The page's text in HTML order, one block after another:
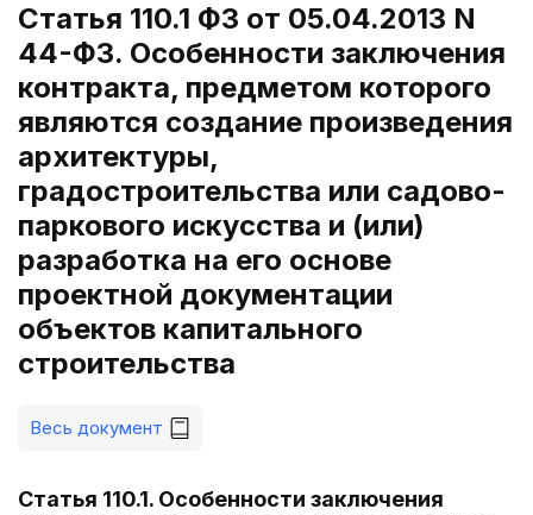
Статья 110.1 ФЗ от 05.04.2013 N
44-ФЗ. Особенности заключения
контракта, предметом которого
являются создание произведения
архитектуры,
градостроительства или садово-
паркового искусства и (или)
разработка на его основе
проектной документации
объектов капитального
строительства
Весь документ
Статья 110.1. Особенности заключения